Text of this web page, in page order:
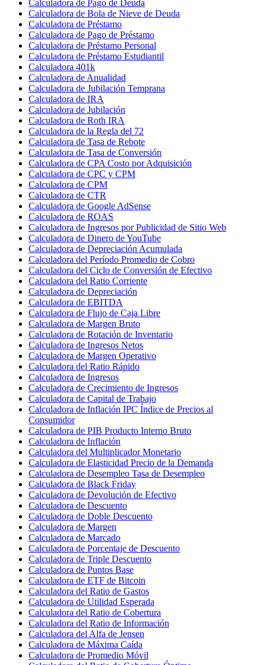
Calculadora de Pago de Deuda
Calculadora de Bola de Nieve de Deuda
Calculadora de Préstamo
Calculadora de Pago de Préstamo
Calculadora de Préstamo Personal
Calculadora de Préstamo Estudiantil
Calculadora 401k
Calculadora de Anualidad
Calculadora de Jubilación Temprana
Calculadora de IRA
Calculadora de Jubilación
Calculadora de Roth IRA
Calculadora de la Regla del 72
Calculadora de Tasa de Rebote
Calculadora de Tasa de Conversión
Calculadora de CPA Costo por Adquisición
Calculadora de CPC y CPM
Calculadora de CPM
Calculadora de CTR
Calculadora de Google AdSense
Calculadora de ROAS
Calculadora de Ingresos por Publicidad de Sitio Web
Calculadora de Dinero de YouTube
Calculadora de Depreciación Acumulada
Calculadora del Período Promedio de Cobro
Calculadora del Ciclo de Conversión de Efectivo
Calculadora del Ratio Corriente
Calculadora de Depreciación
Calculadora de EBITDA
Calculadora de Flujo de Caja Libre
Calculadora de Margen Bruto
Calculadora de Rotación de Inventario
Calculadora de Ingresos Netos
Calculadora de Margen Operativo
Calculadora del Ratio Rápido
Calculadora de Ingresos
Calculadora de Crecimiento de Ingresos
Calculadora de Capital de Trabajo
Calculadora de Inflación IPC Índice de Precios al
Consumidor
Calculadora de PIB Producto Interno Bruto
Calculadora de Inflación
Calculadora del Multiplicador Monetario
Calculadora de Elasticidad Precio de la Demanda
Calculadora de Desempleo Tasa de Desempleo
Calculadora de Black Friday
Calculadora de Devolución de Efectivo
Calculadora de Descuento
Calculadora de Doble Descuento
Calculadora de Margen
Calculadora de Marcado
Calculadora de Porcentaje de Descuento
Calculadora de Triple Descuento
Calculadora de Puntos Base
Calculadora de ETF de Bitcoin
Calculadora del Ratio de Gastos
Calculadora de Utilidad Esperada
Calculadora del Ratio de Cobertura
Calculadora del Ratio de Información
Calculadora del Alfa de Jensen
Calculadora de Máxima Caída
Calculadora de Promedio Móvil